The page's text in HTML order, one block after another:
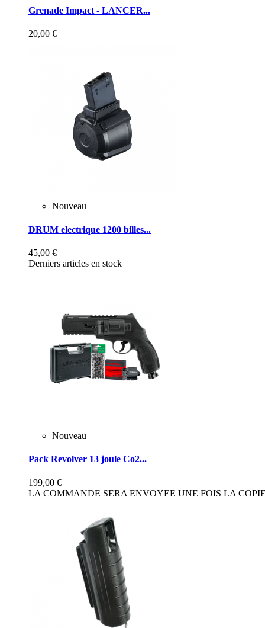
Grenade Impact - LANCER...
20,00 €
Nouveau
DRUM electrique 1200 billes...
45,00 €
Derniers articles en stock
Nouveau
Pack Revolver 13 joule Co2...
199,00 €
LA COMMANDE SERA ENVOYEE UNE FOIS LA